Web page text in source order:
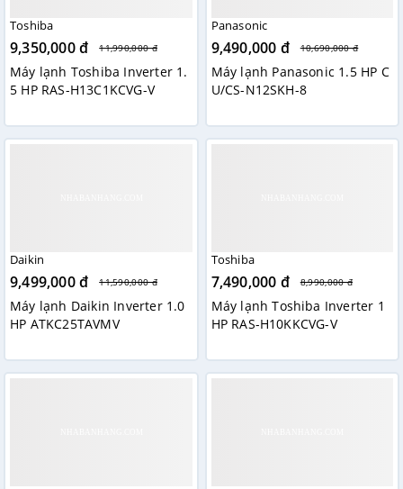
Toshiba
9,350,000 đ 11,990,000 đ
Máy lạnh Toshiba Inverter 1.
5 HP RAS-H13C1KCVG-V
Panasonic
9,490,000 đ 10,690,000 đ
Máy lạnh Panasonic 1.5 HP C
U/CS-N12SKH-8
Daikin
9,499,000 đ 11,590,000 đ
Máy lạnh Daikin Inverter 1.0
HP ATKC25TAVMV
Toshiba
7,490,000 đ 8,990,000 đ
Máy lạnh Toshiba Inverter 1
HP RAS-H10KKCVG-V